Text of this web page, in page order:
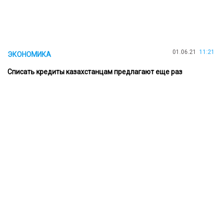
ЭКОНОМИКА 01.06.21 11:21
Списать кредиты казахстанцам предлагают еще раз